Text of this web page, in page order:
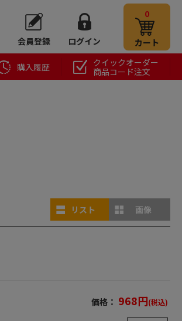
会員登録 ログイン
0
カート
購入履歴
クイックオーダー
商品コード注文
リスト 画像
価格： 968円(税込)